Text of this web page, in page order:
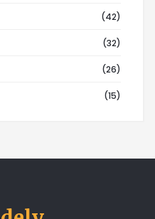
(42)
(32)
(26)
(15)